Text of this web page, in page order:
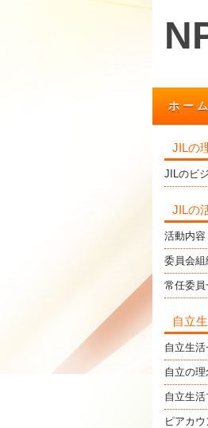
ホーム
JILの
JILのビ
JILの
活動内容
委員会
常任委員
自立
自立生
自立の理
自立生
ピアカ